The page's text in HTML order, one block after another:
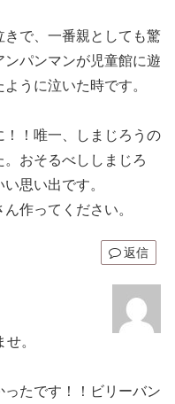
きで、一番親としても驚
パンマンが児童館に遊
うに泣いた時です。
！唯一、しまじろうの
おそるべししまじろ
思い出です。
作ってください。
返信
。
たです！！ビリーバン